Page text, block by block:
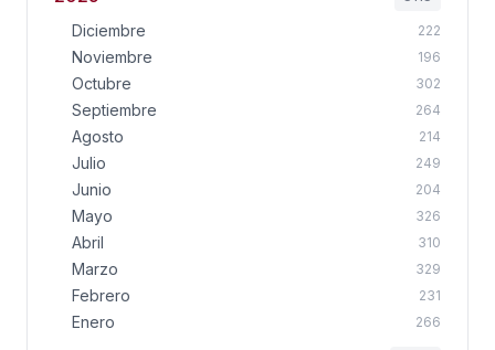
Diciembre
222
Noviembre 196
Octubre 302
Septiembre 264
Agosto 214
Julio 249
Junio 204
Mayo 326
Abril 310
Marzo 329
Febrero 231
Enero 266